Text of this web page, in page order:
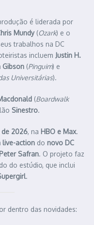
é liderada por
Mundy(Ozark) e o
trabalhos na DC
incluem Justin H.
Gibson (Pinguim) e
Universitárias).
(Boardwalk
Sinestro.
2026, na HBO e Max.
live-action do novo DC
Peter Safran. O projeto faz
do estúdio, que inclui
.
dentro das novidades: